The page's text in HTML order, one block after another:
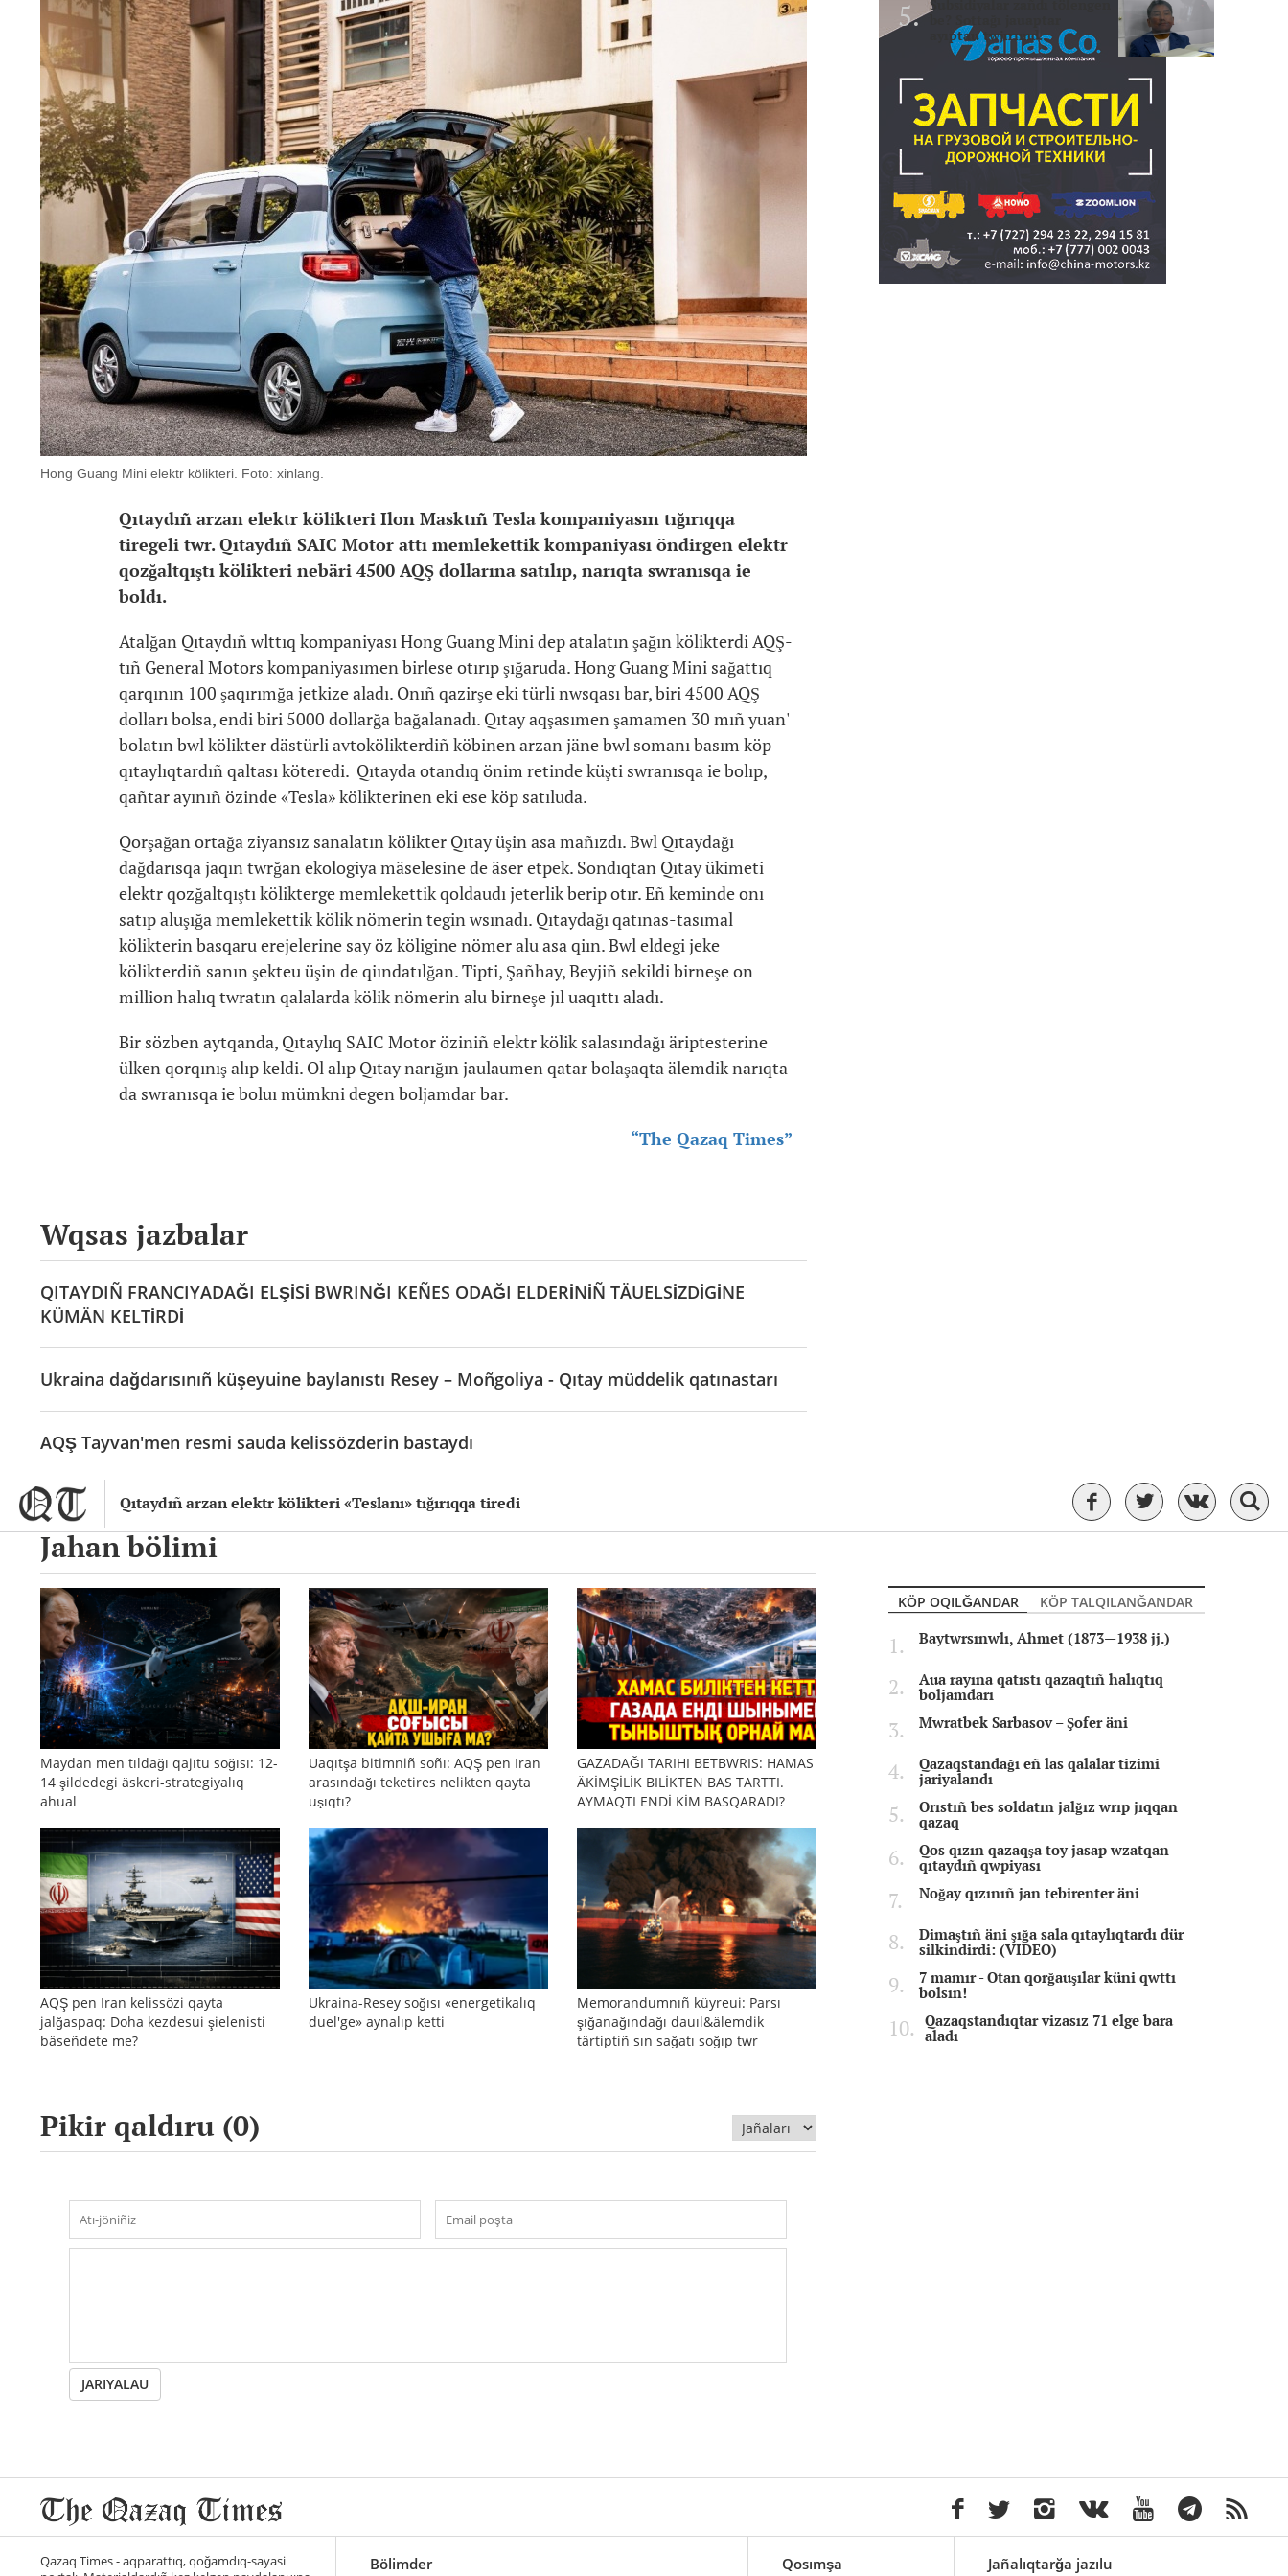
Qıtaydıñ arzan elektr kölikteri «Teslanı» tığırıqqa tiredi
Hong Guang Mini elektr kölikteri. Foto: xinlang.
Qıtaydıñ arzan elektr kölikteri Ilon Masktıñ Tesla kompaniyasın tığırıqqa
tiregeli twr. Qıtaydıñ SAIC Motor attı memlekettik kompaniyası öndirgen elektr
qozğaltqıştı kölikteri nebäri 4500 AQŞ dollarına satılıp, narıqta swranısqa ie
boldı.
Atalğan Qıtaydıñ wlttıq kompaniyası Hong Guang Mini dep atalatın şağın kölikterdi AQŞ-
tıñ General Motors kompaniyasımen birlese otırıp şığaruda. Hong Guang Mini sağattıq
qarqının 100 şaqırımğa jetkize aladı. Onıñ qazirşe eki türli nwsqası bar, biri 4500 AQŞ
dolları bolsa, endi biri 5000 dollarğa bağalanadı. Qıtay aqşasımen şamamen 30 mıñ yuan'
bolatın bwl kölikter dästürli avtokölikterdiñ köbinen arzan jäne bwl somanı basım köp
qıtaylıqtardıñ qaltası köteredi. Qıtayda otandıq önim retinde küşti swranısqa ie bolıp,
qañtar ayınıñ özinde «Tesla» kölikterinen eki ese köp satıluda.
Qorşağan ortağa ziyansız sanalatın kölikter Qıtay üşin asa mañızdı. Bwl Qıtaydağı
dağdarısqa jaqın twrğan ekologiya mäselesine de äser etpek. Sondıqtan Qıtay ükimeti
elektr qozğaltqıştı kölikterge memlekettik qoldaudı jeterlik berip otır. Eñ keminde onı
satıp aluşığa memlekettik kölik nömerin tegin wsınadı. Qıtaydağı qatınas-tasımal
kölikterin basqaru erejelerine say öz köligine nömer alu asa qiın. Bwl eldegi jeke
kölikterdiñ sanın şekteu üşin de qiındatılğan. Tipti, Şañhay, Beyjiñ sekildi birneşe on
million halıq twratın qalalarda kölik nömerin alu birneşe jıl uaqıttı aladı.
Bir sözben aytqanda, Qıtaylıq SAIC Motor öziniñ elektr kölik salasındağı äriptesterine
ülken qorqınış alıp keldi. Ol alıp Qıtay narığın jaulaumen qatar bolaşaqta älemdik narıqta
da swranısqa ie boluı mümkni degen boljamdar bar.
“The Qazaq Times”
Wqsas jazbalar
QITAYDIÑ FRANCIYADAĞI ELŞİSİ BWRINĞI KEÑES ODAĞI ELDERİNİÑ TÄUELSİZDİGİNE
KÜMÄN KELTİRDİ
Ukraina dağdarısınıñ küşeyuine baylanıstı Resey – Moñgoliya - Qıtay müddelik qatınastarı
AQŞ Tayvan'men resmi sauda kelissözderin bastaydı
Subsidiyalar zañdı tölengen
ayıptau twjırımd..
Jahan bölimi
Maydan men tıldağı qajıtu soğısı: 12-
14 şildedegi äskeri-strategiyalıq
ahual
Uaqıtşa bitimniñ soñı: AQŞ pen Iran
arasındağı teketires nelikten qayta
uşıqtı?
GAZADAĞI TARIHI BETBWRIS: HAMAS
ÄKİMŞİLİK BILİKTEN BAS TARTTI.
AYMAQTI ENDİ KİM BASQARADI?
AQŞ pen Iran kelissözi qayta
jalğaspaq: Doha kezdesui şielenisti
bäseñdete me?
Ukraina-Resey soğısı «energetikalıq
duel'ge» aynalıp ketti
Memorandumnıñ küyreui: Parsı
şığanağındağı dauıl&älemdik
tärtiptiñ sın sağatı soğıp twr
Pikir qaldıru (0)
JARIYALAU
KÖP OQILĞANDAR
KÖP TALQILANĞANDAR
Baytwrsınwlı, Ahmet (1873—1938 jj.)
Aua rayına qatıstı qazaqtıñ halıqtıq
boljamdarı
Mwratbek Sarbasov – Şofer äni
Qazaqstandağı eñ las qalalar tizimi
jariyalandı
Orıstıñ bes soldatın jalğız wrıp jıqqan
qazaq
Qos qızın qazaqşa toy jasap wzatqan
qıtaydıñ qwpiyası
Noğay qızınıñ jan tebirenter äni
Dimaştıñ äni şığa sala qıtaylıqtardı dür
silkindirdi: (VIDEO)
7 mamır - Otan qorğauşılar küni qwttı
bolsın!
Qazaqstandıqtar vizasız 71 elge bara
aladı
Qazaq Times - aqparattıq, qoğamdıq-sayasi
Bölimder Qosımşa Jañalıqtarğa jazılu